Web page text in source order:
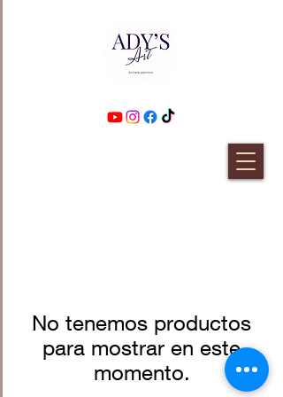
No tenemos productos
para mostrar en este
momento.